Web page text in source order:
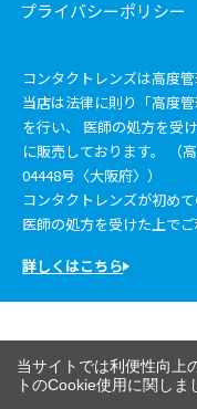
プライバシーポリシー
コンタクトレンズは高度管
当店は法律に則り「高度
を行い、 医師の処方を受
に販売しております。 （
04448号〈大阪府〉）
コンタクトレンズが初め
医師の処方を受けた上でご
詳しくはこちら
当サイトでは利便性向上
トのCookie使用に関しま